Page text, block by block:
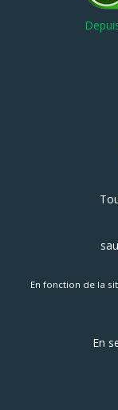
En fonction de la
En